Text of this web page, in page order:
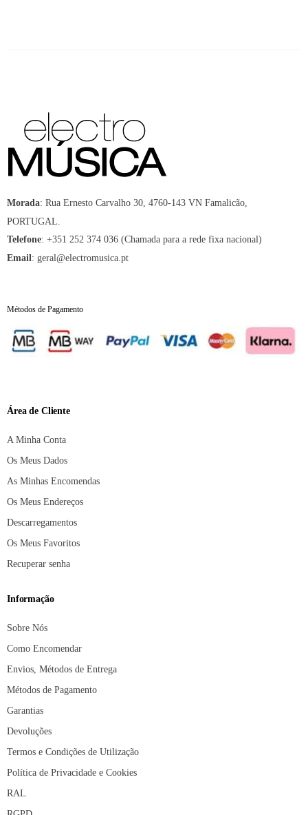
Morada: Rua Ernesto Carvalho 30, 4760-143 VN Famalicão,
PORTUGAL.
Telefone: +351 252 374 036 (Chamada para a rede fixa nacional)
Email : geral@electromusica.pt
Métodos de Pagamento
Área de Cliente
A Minha Conta
Os Meus Dados
As Minhas Encomendas
Os Meus Endereços
Descarregamentos
Os Meus Favoritos
Recuperar senha
Informação
Sobre Nós
Como Encomendar
Envios, Métodos de Entrega
Métodos de Pagamento
Garantias
Devoluções
Termos e Condições de Utilização
Política de Privacidade e Cookies
RAL